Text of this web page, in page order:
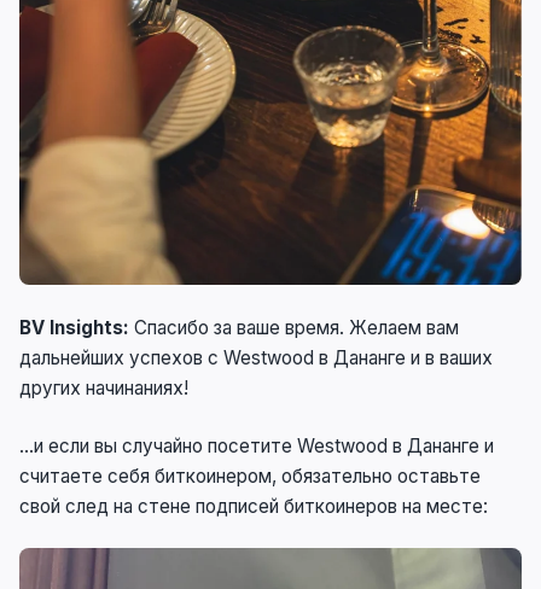
BV Insights: Спасибо за ваше время. Желаем вам
дальнейших успехов с Westwood в Дананге и в ваших
других начинаниях!
…и если вы случайно посетите Westwood в Дананге и
считаете себя биткоинером, обязательно оставьте
свой след на стене подписей биткоинеров на месте: